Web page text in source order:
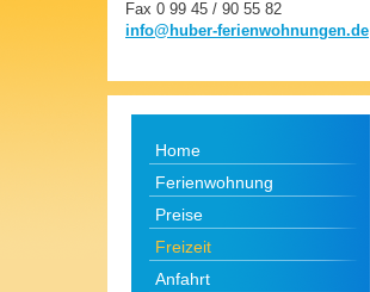
Fax 0 99 45 / 90 55 82
info@huber-ferienwohnungen.de
Home
Ferienwohnung
Preise
Freizeit
Anfahrt